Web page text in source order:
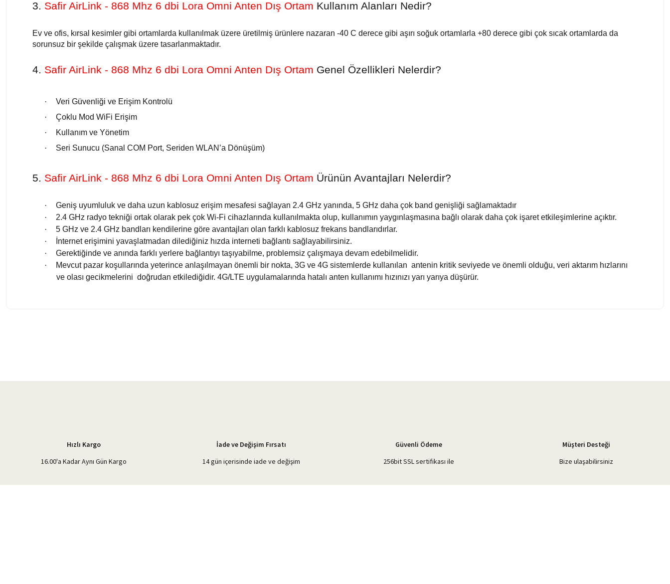
3. Safir AirLink - 868 Mhz 6 dbi Lora Omni Anten Dış Ortam Kullanım Alanları Nedir?
Ev ve ofis, kırsal kesimler gibi ortamlarda kullanılmak üzere üretilmiş ürünlere nazaran -40 C derece gibi aşırı soğuk ortamlarla +80 derece gibi çok sıcak ortamlarda da
sorunsuz bir şekilde çalışmak üzere tasarlanmaktadır.
4. Safir AirLink - 868 Mhz 6 dbi Lora Omni Anten Dış Ortam Genel Özellikleri Nelerdir?
·
Veri Güvenliği ve Erişim Kontrolü
·
Çoklu Mod WiFi Erişim
·
Kullanım ve Yönetim
·
Seri Sunucu (Sanal COM Port, Seriden WLAN’a Dönüşüm)
5. Safir AirLink - 868 Mhz 6 dbi Lora Omni Anten Dış Ortam Ürünün Avantajları Nelerdir?
·
Geniş uyumluluk ve daha uzun kablosuz erişim mesafesi sağlayan 2.4 GHz yanında, 5 GHz daha çok band genişliği sağlamaktadır
·
2.4 GHz radyo tekniği ortak olarak pek çok Wi-Fi cihazlarında kullanılmakta olup, kullanımın yaygınlaşmasına bağlı olarak daha çok işaret etkileşimlerine açıktır.
·
5 GHz ve 2.4 GHz bandları kendilerine göre avantajları olan farklı kablosuz frekans bandlarıdırlar.
·
İnternet erişimini yavaşlatmadan dilediğiniz hızda interneti bağlantı sağlayabilirsiniz.
·
Gerektiğinde ve anında farklı yerlere bağlantıyı taşıyabilme, problemsiz çalışmaya devam edebilmelidir.
·
Mevcut pazar koşullarında yeterince anlaşılmayan önemli bir nokta, 3G ve 4G sistemlerde kullanılan antenin kritik seviyede ve önemli olduğu, veri aktarım hızlarını
ve olası gecikmelerini doğrudan etkilediğidir. 4G/LTE uygulamalarında hatalı anten kullanımı hızınızı yarı yarıya düşürür.
Hızlı Kargo
16.00'a Kadar Aynı Gün Kargo
İade ve Değişim Fırsatı
14 gün içerisinde iade ve değişim
Güvenli Ödeme
256bit SSL sertifikası ile
Müşteri Desteği
Bize ulaşabilirsiniz